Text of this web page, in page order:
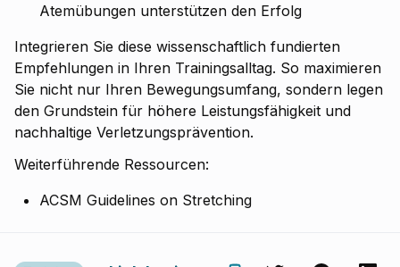
Atemübungen unterstützen den Erfolg
Integrieren Sie diese wissenschaftlich fundierten
Empfehlungen in Ihren Trainingsalltag. So maximieren
Sie nicht nur Ihren Bewegungsumfang, sondern legen
den Grundstein für höhere Leistungsfähigkeit und
nachhaltige Verletzungsprävention.
Weiterführende Ressourcen:
ACSM Guidelines on Stretching